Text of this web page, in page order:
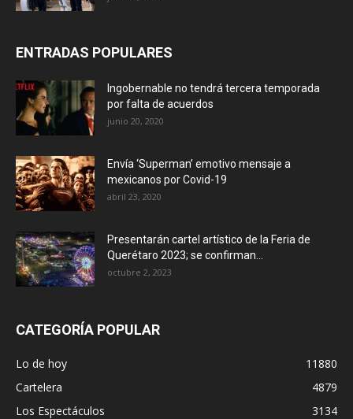
ENTRADAS POPULARES
Ingobernable no tendrá tercera temporada
por falta de acuerdos
junio 20, 2020
Envía ‘Superman’ emotivo mensaje a
mexicanos por Covid-19
abril 23, 2020
Presentarán cartel artístico de la Feria de
Querétaro 2023; se confirman...
octubre 2, 2023
CATEGORÍA POPULAR
Lo de hoy
11880
Cartelera
4879
Los Espectáculos
3134